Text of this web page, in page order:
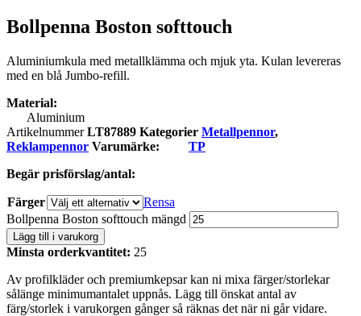
Bollpenna Boston softtouch
Aluminiumkula med metallklämma och mjuk yta. Kulan levereras
med en blå Jumbo-refill.
Material:
Aluminium
ArtikelnummerLT87889 Kategorier Metallpennor,
Reklampennor Varumärke:
TP
Begär prisförslag/antal:
Färger
Rensa
Bollpenna Boston softtouch mängd
Lägg till i varukorg
Minsta orderkvantitet: 25
Av profilkläder och premiumkepsar kan ni mixa färger/storlekar
sålänge minimumantalet uppnås. Lägg till önskat antal av
färg/storlek i varukorgen gånger så räknas det när ni går vidare.